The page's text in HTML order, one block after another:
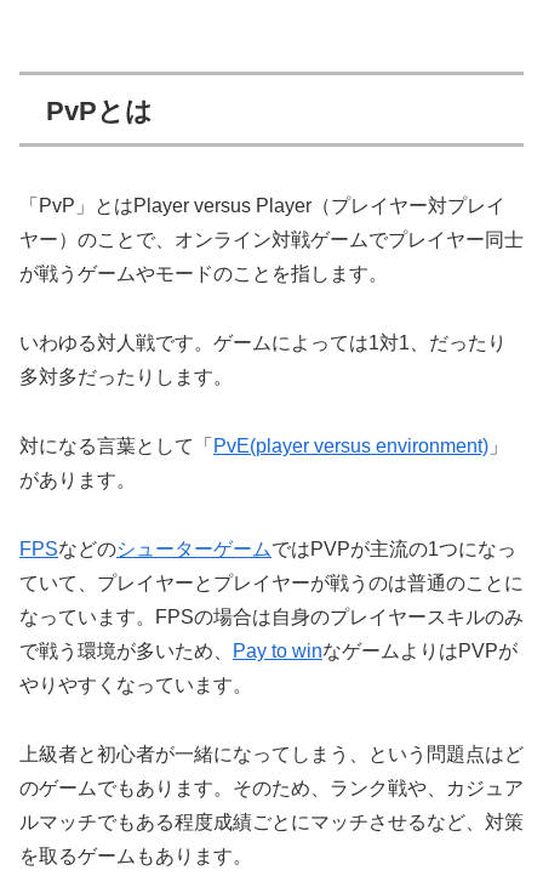
PvPとは
「PvP」とはPlayer versus Player（プレイヤー対プレイ
ヤー）のことで、オンライン対戦ゲームでプレイヤー同士
が戦うゲームやモードのことを指します。
いわゆる対人戦です。ゲームによっては1対1、だったり
多対多だったりします。
対になる言葉として「 PvE(player versus environment) 」
があります。
FPSなどのシューターゲームではPVPが主流の1つになっ
ていて、プレイヤーとプレイヤーが戦うのは普通のことに
なっています。FPSの場合は自身のプレイヤースキルのみ
で戦う環境が多いため、
Pay to winなゲームよりはPVPが
やりやすくなっています。
上級者と初心者が一緒になってしまう、という問題点はど
のゲームでもあります。そのため、ランク戦や、カジュア
ルマッチでもある程度成績ごとにマッチさせるなど、対策
を取るゲームもあります。